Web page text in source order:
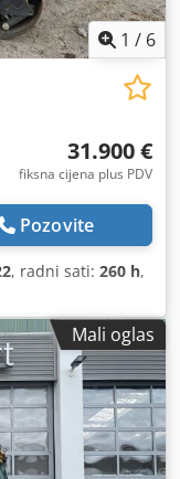
1 / 6
31.900 €
fiksna cijena plus PDV
Pozovite
, radni sati: 260 h,
Mali oglas